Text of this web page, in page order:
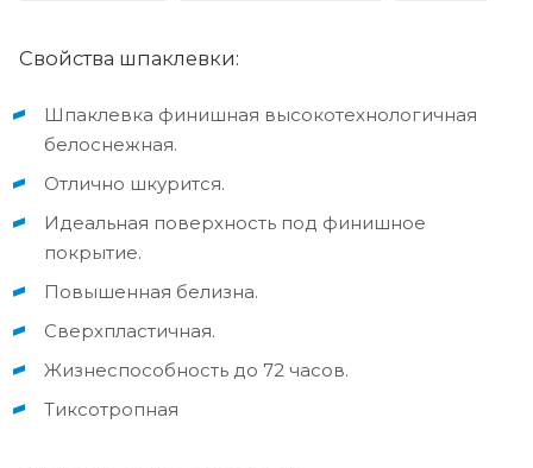
Свойства шпаклевки:
Шпаклевка финишная высокотехнологичная
белоснежная.
Отлично шкурится.
Идеальная поверхность под финишное
покрытие.
Повышенная белизна.
Сверхпластичная.
Жизнеспособность до 72 часов.
Тиксотропная